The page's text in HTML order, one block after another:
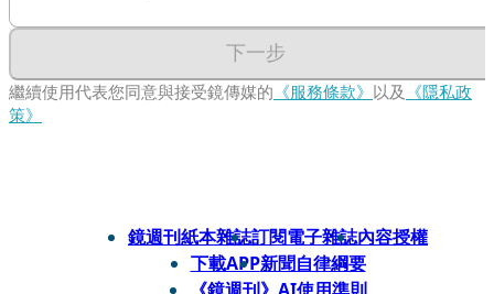
下一步
繼續使用代表您同意與接受鏡傳媒的 《服務條款》 以及 《隱私政
策》
鏡週刊紙本雜誌訂閱電子雜誌內容授權
下載APP新聞自律綱要